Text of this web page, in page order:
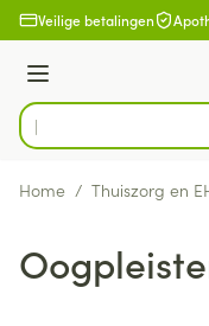
Ga naar de inhoud
Veilige betalingen
Menu
Product, merk,
Home / Thuiszorg en